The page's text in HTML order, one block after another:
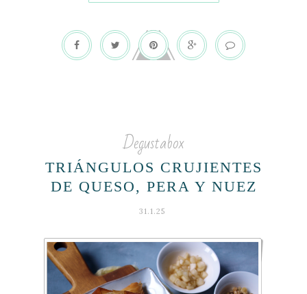
Degustabox
TRIÁNGULOS CRUJIENTES
DE QUESO, PERA Y NUEZ
31.1.25